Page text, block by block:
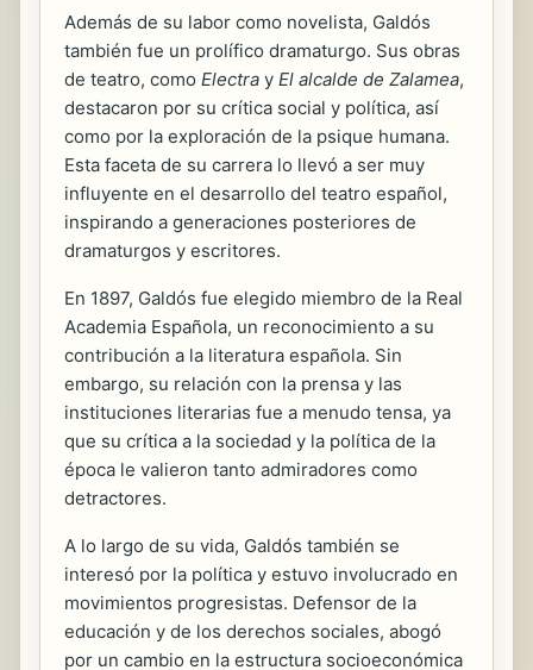
Además de su labor como novelista, Galdós
también fue un prolífico dramaturgo. Sus obras
de teatro, como Electra y El alcalde de Zalamea,
destacaron por su crítica social y política, así
como por la exploración de la psique humana.
Esta faceta de su carrera lo llevó a ser muy
influyente en el desarrollo del teatro español,
inspirando a generaciones posteriores de
dramaturgos y escritores.
En 1897, Galdós fue elegido miembro de la Real
Academia Española, un reconocimiento a su
contribución a la literatura española. Sin
embargo, su relación con la prensa y las
instituciones literarias fue a menudo tensa, ya
que su crítica a la sociedad y la política de la
época le valieron tanto admiradores como
detractores.
A lo largo de su vida, Galdós también se
interesó por la política y estuvo involucrado en
movimientos progresistas. Defensor de la
educación y de los derechos sociales, abogó
por un cambio en la estructura socioeconómica